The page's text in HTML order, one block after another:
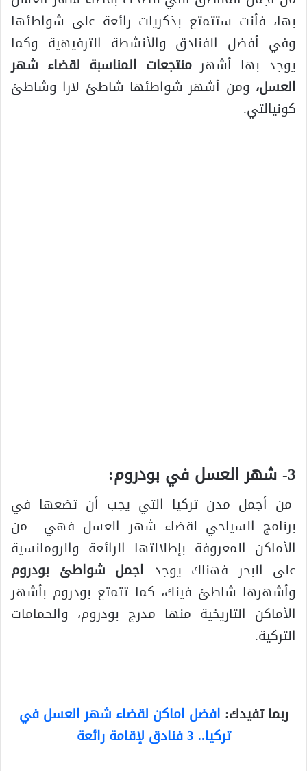
بها، فأنت ستتمتع بذكريات رائعة على شواطئها
وفي أفضل الفنادق والأنشطة الترفيهية وكما
يوجد بها أشهرمنتجعات المناسبة لقضاء شهر
العسل، ومن أشهر شواطئها شاطئ لارا وشاطئ
كونيالتي.
3- شهر العسل في بودروم:
من أجمل مدن تركيا التي يجب أن تضعها في
برنامج السياحي لقضاء شهر العسل فهي من
الأماكن المعروفة بإطلالتها الرائعة والرومانسية
على البحر فهناك يوجد اجمل شواطئ بودروم
وأشهرها شاطئ فينك، كما تتمتع بودروم بأشهر
الأماكن التاريخية منها مدرج بودروم، والحمامات
التركية.
ربما تفيدك: افضل اماكن لقضاء شهر العسل في
تركيا.. 3 فنادق لإقامة رائعة